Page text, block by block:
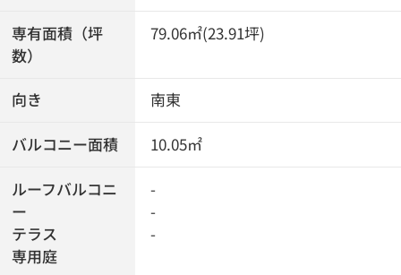
専有面積（坪
数）
79.06㎡(23.91坪)
向き 南東
バルコニー面積 10.05㎡
ルーフバルコニ
ー
テラス
専用庭
-
-
-